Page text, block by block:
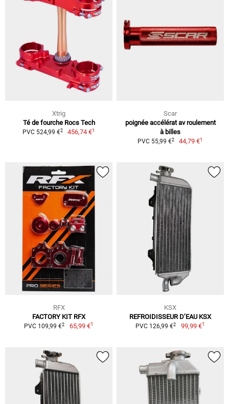
Xtrig
Té de fourche Rocs Tech
PVC 524,99 €2 456,74 €1
Scar
poignée accélérat av roulement
à billes
PVC 55,99 €2 44,79 €1
RFX
FACTORY KIT RFX
PVC 109,99 €2 65,99 €1
KSX
REFROIDISSEUR D’EAU KSX
PVC 126,99 €2 99,99 €1